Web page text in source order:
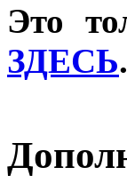
Это
ЗДЕСЬ.